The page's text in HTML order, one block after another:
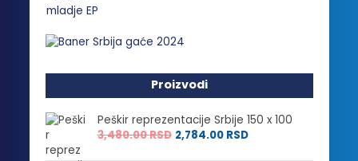
Proizvodi
Peškir reprezentacije Srbije 150 x 100
3,480.00RSD 2,784.00 RSD